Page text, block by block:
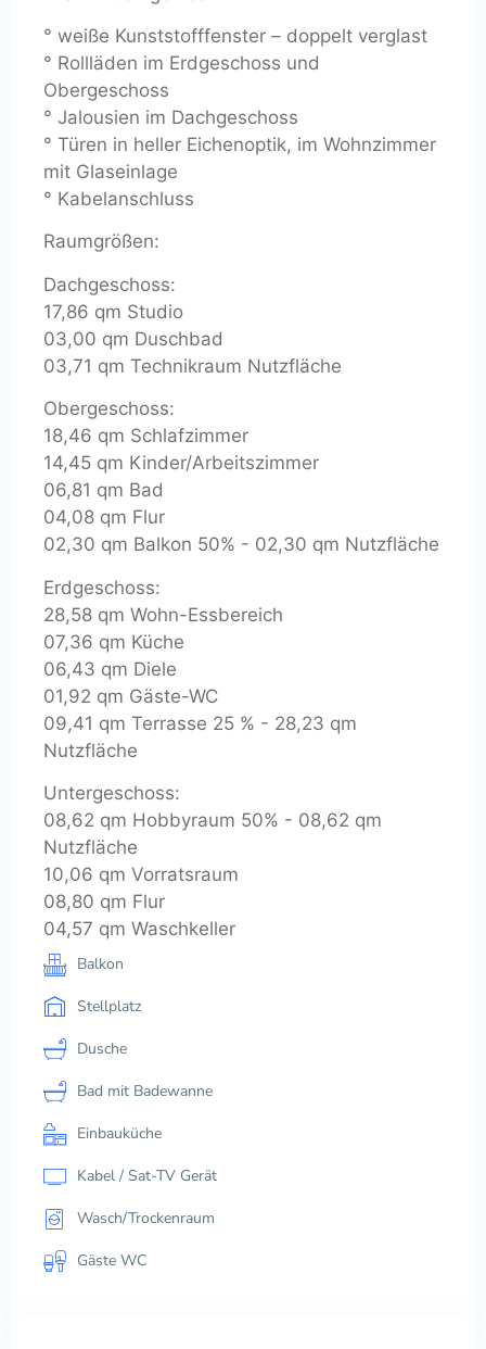
° weiße Kunststofffenster – doppelt verglast
° Rollläden im Erdgeschoss und
Obergeschoss
° Jalousien im Dachgeschoss
° Türen in heller Eichenoptik, im Wohnzimmer
mit Glaseinlage
° Kabelanschluss
Raumgrößen:
Dachgeschoss:
17,86 qm Studio
03,00 qm Duschbad
03,71 qm Technikraum Nutzfläche
Obergeschoss:
18,46 qm Schlafzimmer
14,45 qm Kinder/Arbeitszimmer
06,81 qm Bad
04,08 qm Flur
02,30 qm Balkon 50% - 02,30 qm Nutzfläche
Erdgeschoss:
28,58 qm Wohn-Essbereich
07,36 qm Küche
06,43 qm Diele
01,92 qm Gäste-WC
09,41 qm Terrasse 25 % - 28,23 qm
Nutzfläche
Untergeschoss:
08,62 qm Hobbyraum 50% - 08,62 qm
Nutzfläche
10,06 qm Vorratsraum
08,80 qm Flur
04,57 qm Waschkeller
Balkon
Stellplatz
Dusche
Bad mit Badewanne
Einbauküche
Kabel / Sat-TV Gerät
Wasch/Trockenraum
Gäste WC